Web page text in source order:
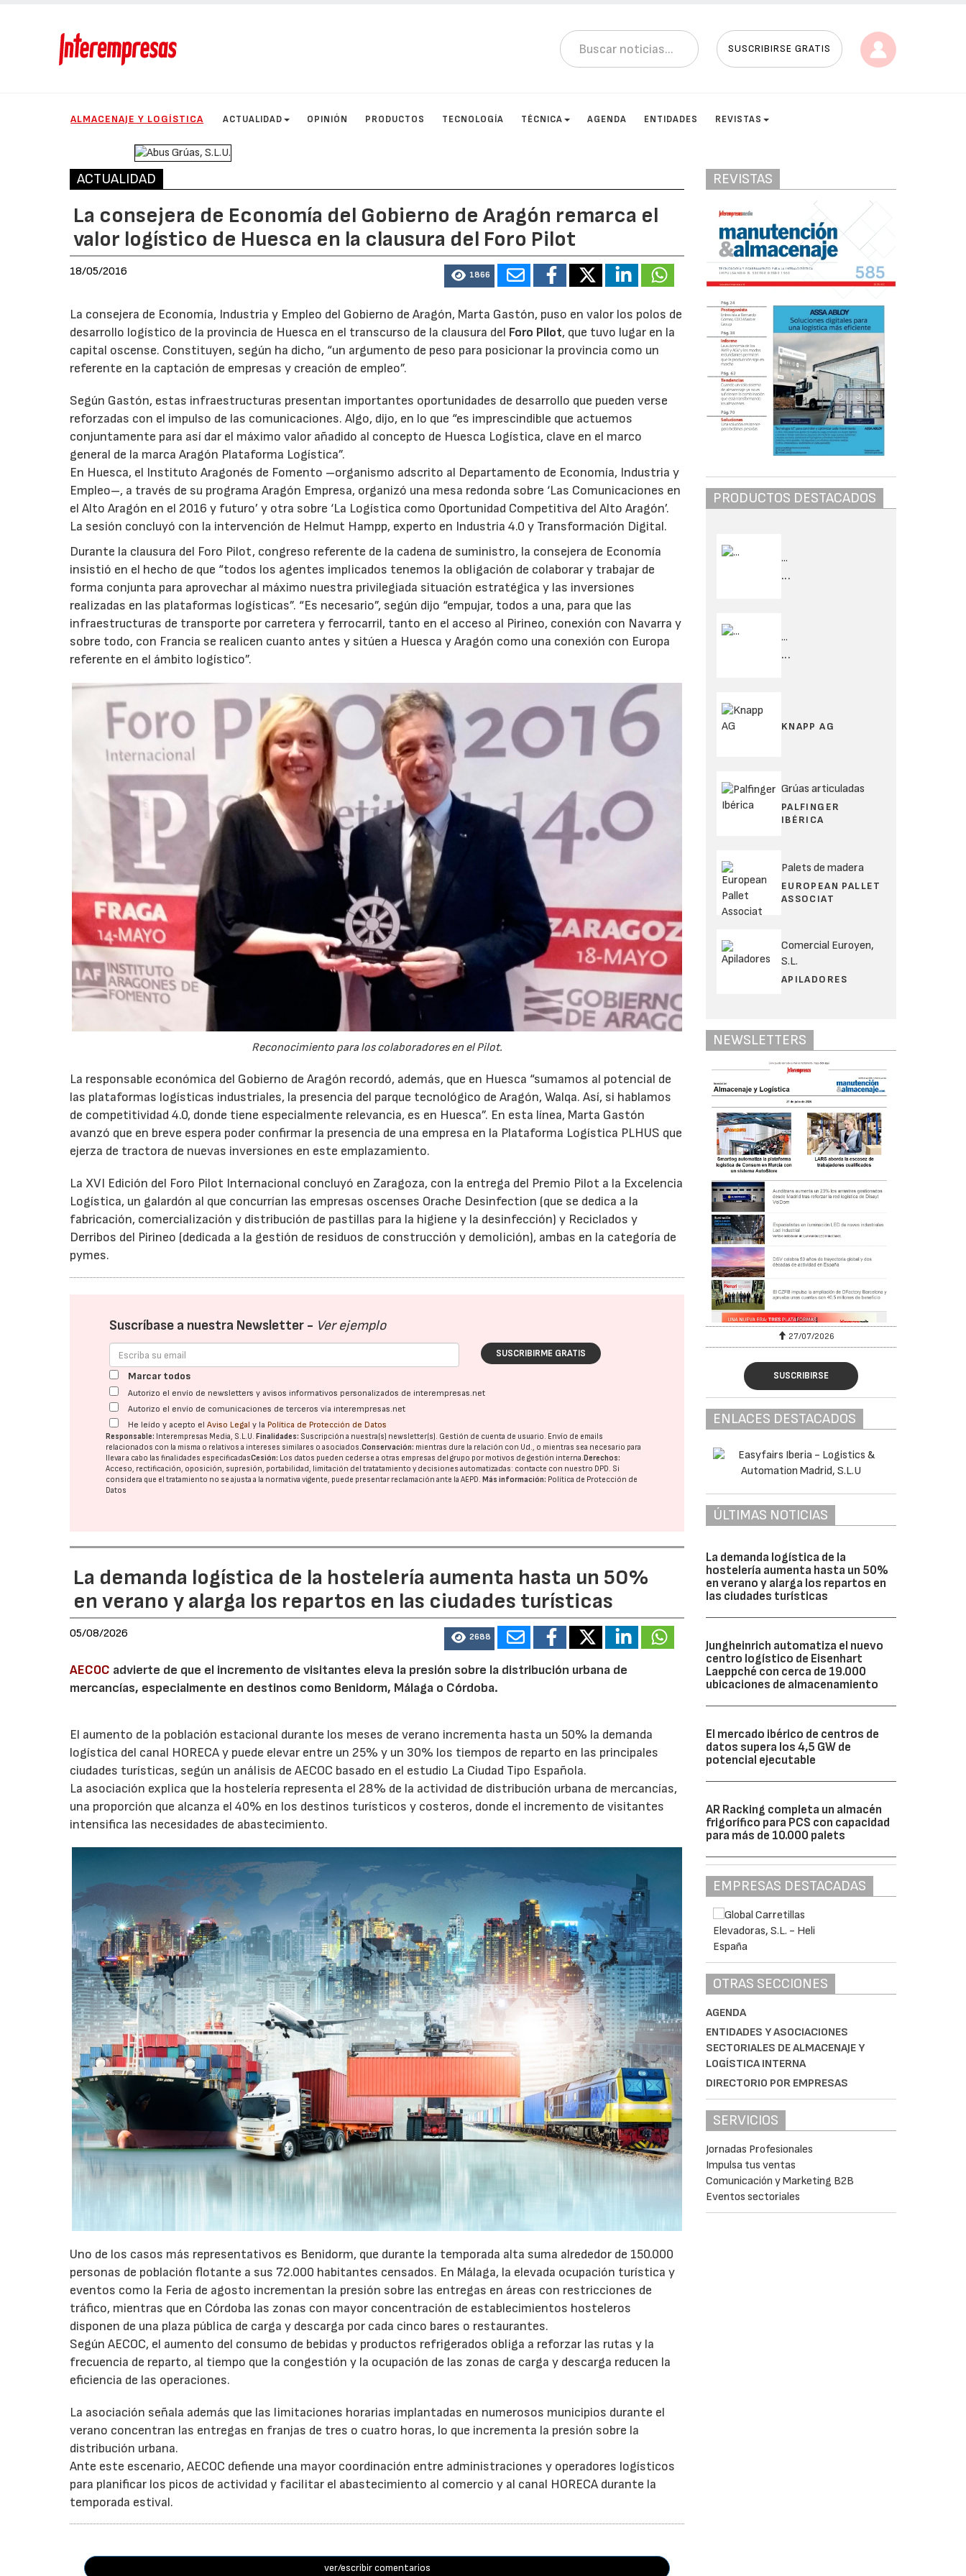
SUSCRIBIRSE GRATIS
ALMACENAJE Y LOGÍSTICA ACTUALIDAD OPINIÓN PRODUCTOS TECNOLOGÍA TÉCNICA AGENDA ENTIDADES REVISTAS
ACTUALIDAD
La consejera de Economía del Gobierno de Aragón remarca el
valor logístico de Huesca en la clausura del Foro Pilot
18/05/2016 1866
La consejera de Economía, Industria y Empleo del Gobierno de Aragón, Marta Gastón, puso en valor los polos de
desarrollo logístico de la provincia de Huesca en el transcurso de la clausura del Foro Pilot, que tuvo lugar en la
capital oscense. Constituyen, según ha dicho, “un argumento de peso para posicionar la provincia como un
referente en la captación de empresas y creación de empleo”.
Según Gastón, estas infraestructuras presentan importantes oportunidades de desarrollo que pueden verse
reforzadas con el impulso de las comunicaciones. Algo, dijo, en lo que “es imprescindible que actuemos
conjuntamente para así dar el máximo valor añadido al concepto de Huesca Logística, clave en el marco
general de la marca Aragón Plataforma Logística”.
En Huesca, el Instituto Aragonés de Fomento –organismo adscrito al Departamento de Economía, Industria y
Empleo–, a través de su programa Aragón Empresa, organizó una mesa redonda sobre ‘Las Comunicaciones en
el Alto Aragón en el 2016 y futuro’ y otra sobre ‘La Logística como Oportunidad Competitiva del Alto Aragón’.
La sesión concluyó con la intervención de Helmut Hampp, experto en Industria 4.0 y Transformación Digital.
Durante la clausura del Foro Pilot, congreso referente de la cadena de suministro, la consejera de Economía
insistió en el hecho de que “todos los agentes implicados tenemos la obligación de colaborar y trabajar de
forma conjunta para aprovechar al máximo nuestra privilegiada situación estratégica y las inversiones
realizadas en las plataformas logísticas”. “Es necesario”, según dijo “empujar, todos a una, para que las
infraestructuras de transporte por carretera y ferrocarril, tanto en el acceso al Pirineo, conexión con Navarra y
sobre todo, con Francia se realicen cuanto antes y sitúen a Huesca y Aragón como una conexión con Europa
referente en el ámbito logístico”.
Reconocimiento para los colaboradores en el Pilot.
La responsable económica del Gobierno de Aragón recordó, además, que en Huesca “sumamos al potencial de
las plataformas logísticas industriales, la presencia del parque tecnológico de Aragón, Walqa. Así, si hablamos
de competitividad 4.0, donde tiene especialmente relevancia, es en Huesca”. En esta línea, Marta Gastón
avanzó que en breve espera poder confirmar la presencia de una empresa en la Plataforma Logística PLHUS que
ejerza de tractora de nuevas inversiones en este emplazamiento.
La XVI Edición del Foro Pilot Internacional concluyó en Zaragoza, con la entrega del Premio Pilot a la Excelencia
Logística, un galardón al que concurrían las empresas oscenses Orache Desinfection (que se dedica a la
fabricación, comercialización y distribución de pastillas para la higiene y la desinfección) y Reciclados y
Derribos del Pirineo (dedicada a la gestión de residuos de construcción y demolición), ambas en la categoría de
pymes.
Suscríbase a nuestra Newsletter - Ver ejemplo
SUSCRIBIRME GRATIS
Marcar todos
Autorizo el envío de newsletters y avisos informativos personalizados de interempresas.net
Autorizo el envío de comunicaciones de terceros vía interempresas.net
He leído y acepto elAviso Legal y la Política de Protección de Datos
Responsable: Interempresas Media, S.L.U. Finalidades: Suscripción a nuestra(s) newsletter(s). Gestión de cuenta de usuario. Envío de emails
relacionados con la misma o relativos a intereses similares o asociados.Conservación: mientras dure la relación con Ud., o mientras sea necesario para
llevar a cabo las finalidades especificadasCesión: Los datos pueden cederse a otras empresas del grupo por motivos de gestión interna. Derechos:
Acceso, rectificación, oposición, supresión, portabilidad, limitación del tratatamiento y decisiones automatizadas: contacte con nuestro DPD. Si
considera que el tratamiento no se ajusta a la normativa vigente, puede presentar reclamación ante laAEPD. Más información: Política de Protección de
Datos
La demanda logística de la hostelería aumenta hasta un 50%
en verano y alarga los repartos en las ciudades turísticas
05/08/2026 2688
AECOC advierte de que el incremento de visitantes eleva la presión sobre la distribución urbana de
mercancías, especialmente en destinos como Benidorm, Málaga o Córdoba.
El aumento de la población estacional durante los meses de verano incrementa hasta un 50% la demanda
logística del canal HORECA y puede elevar entre un 25% y un 30% los tiempos de reparto en las principales
ciudades turísticas, según un análisis de AECOC basado en el estudio La Ciudad Tipo Española.
La asociación explica que la hostelería representa el 28% de la actividad de distribución urbana de mercancías,
una proporción que alcanza el 40% en los destinos turísticos y costeros, donde el incremento de visitantes
intensifica las necesidades de abastecimiento.
Uno de los casos más representativos es Benidorm, que durante la temporada alta suma alrededor de 150.000
personas de población flotante a sus 72.000 habitantes censados. En Málaga, la elevada ocupación turística y
eventos como la Feria de agosto incrementan la presión sobre las entregas en áreas con restricciones de
tráfico, mientras que en Córdoba las zonas con mayor concentración de establecimientos hosteleros
disponen de una plaza pública de carga y descarga por cada cinco bares o restaurantes.
Según AECOC, el aumento del consumo de bebidas y productos refrigerados obliga a reforzar las rutas y la
frecuencia de reparto, al tiempo que la congestión y la ocupación de las zonas de carga y descarga reducen la
eficiencia de las operaciones.
La asociación señala además que las limitaciones horarias implantadas en numerosos municipios durante el
verano concentran las entregas en franjas de tres o cuatro horas, lo que incrementa la presión sobre la
distribución urbana.
Ante este escenario, AECOC defiende una mayor coordinación entre administraciones y operadores logísticos
para planificar los picos de actividad y facilitar el abastecimiento al comercio y al canal HORECA durante la
temporada estival.
ver/escribir comentarios
REVISTAS
PRODUCTOS DESTACADOS
...
...
...
...
KNAPP AG
Grúas articuladas
PALFINGER
IBÉRICA
Palets de madera
EUROPEAN PALLET
ASSOCIAT
Comercial Euroyen,
S.L.
APILADORES
NEWSLETTERS
27/07/2026
SUSCRIBIRSE
ENLACES DESTACADOS
ÚLTIMAS NOTICIAS
La demanda logística de la
hostelería aumenta hasta un 50%
en verano y alarga los repartos en
las ciudades turísticas
Jungheinrich automatiza el nuevo
centro logístico de Eisenhart
Laeppché con cerca de 19.000
ubicaciones de almacenamiento
El mercado ibérico de centros de
datos supera los 4,5 GW de
potencial ejecutable
AR Racking completa un almacén
frigorífico para PCS con capacidad
para más de 10.000 palets
EMPRESAS DESTACADAS
OTRAS SECCIONES
AGENDA
ENTIDADES Y ASOCIACIONES
SECTORIALES DE ALMACENAJE Y
LOGÍSTICA INTERNA
DIRECTORIO POR EMPRESAS
SERVICIOS
Jornadas Profesionales
Impulsa tus ventas
Comunicación y Marketing B2B
Eventos sectoriales